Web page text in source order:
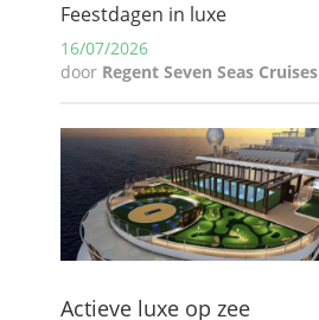
Feestdagen in luxe
16/07/2026
door Regent Seven Seas Cruises
Actieve luxe op zee